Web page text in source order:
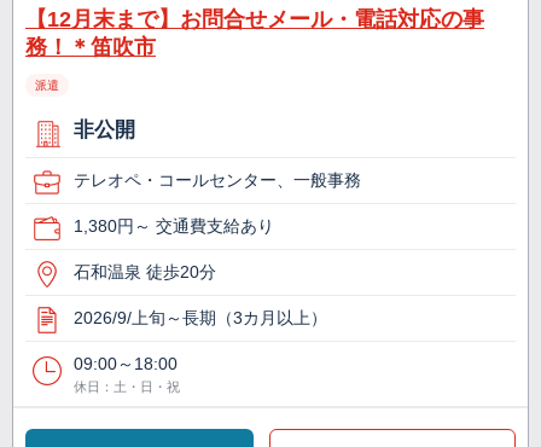
【12月末まで】お問合せメール・電話対応の事
務！＊笛吹市
派遣
非公開
テレオペ・コールセンター、一般事務
1,380円～ 交通費支給あり
石和温泉 徒歩20分
2026/9/上旬～長期（3カ月以上）
09:00～18:00
休日：土・日・祝